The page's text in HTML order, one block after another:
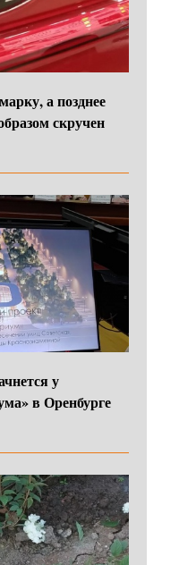
а позднее
скручен
у
в Оренбурге